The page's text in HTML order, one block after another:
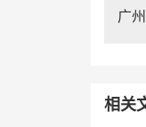
广
相关